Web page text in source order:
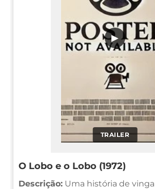
TRAILER
▶
O Lobo e o Lobo (1972)
Descrição: Uma história de